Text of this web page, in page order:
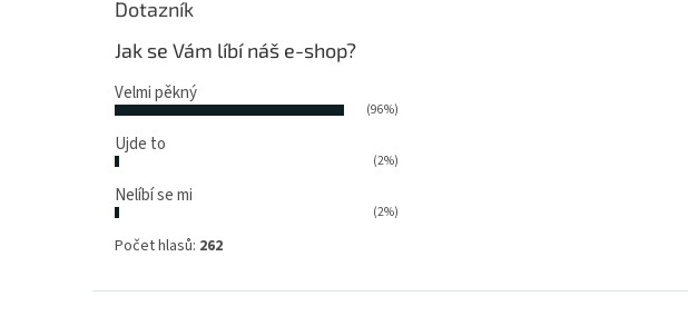
Dotazník
Jak se Vám líbí náš e-shop?
Velmi pěkný
(96%)
Ujde to
(2%)
Nelíbí se mi
(2%)
Počet hlasů: 262